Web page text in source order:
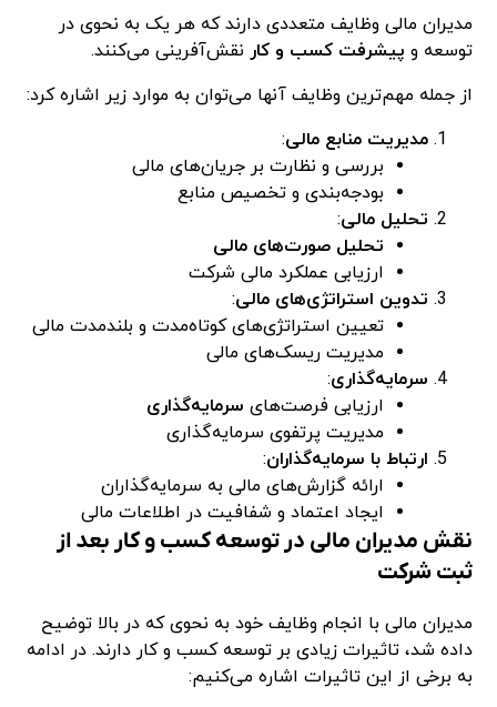
مدیران مالی وظایف متعددی دارند که هر یک به نحوی در
توسعه و پیشرفت کسب و کار نقش‌آفرینی می‌کنند.
از جمله مهم‌ترین وظایف آنها می‌توان به موارد زیر اشاره کرد:
مدیریت منابع مالی:
بررسی و نظارت بر جریان‌های مالی
بودجه‌بندی و تخصیص منابع
تحلیل مالی:
تحلیل صورت‌های مالی
ارزیابی عملکرد مالی شرکت
تدوین استراتژی‌های مالی:
تعیین استراتژی‌های کوتاه‌مدت و بلندمدت مالی
مدیریت ریسک‌های مالی
سرمایه‌گذاری:
ارزیابی فرصت‌های سرمایه‌گذاری
مدیریت پرتفوی سرمایه‌گذاری
ارتباط با سرمایه‌گذاران:
ارائه گزارش‌های مالی به سرمایه‌گذاران
ایجاد اعتماد و شفافیت در اطلاعات مالی
نقش مدیران مالی در توسعه کسب و کار بعد از
ثبت شرکت
مدیران مالی با انجام وظایف خود به نحوی که در بالا توضیح
داده شد، تاثیرات زیادی بر توسعه کسب و کار دارند. در ادامه
به برخی از این تاثیرات اشاره می‌کنیم: